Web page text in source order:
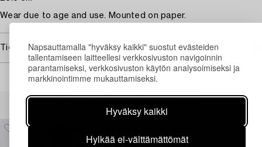
Napsauttamalla "hyväksy kaikki" suostut evästeiden
tallentamiseen laitteellesi verkkosivuston navigoinnin
parantamiseksi, verkkosivuston käytön analysoimiseksi ja
markkinointimme mukauttamiseksi.
Hyväksy kaikki
Hylkää ei-välttämättömät
Wear due to age and use. Mounted on paper.
Tietoa ostamisesta
Muiden katsomia kohteita